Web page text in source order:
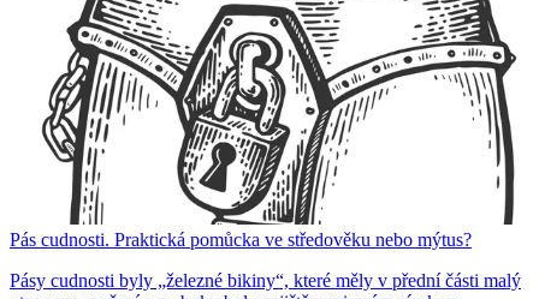
Pás cudnosti. Praktická pomůcka ve středověku nebo mýtus?
Pásy cudnosti byly „železné bikiny“, které měly v přední části malý